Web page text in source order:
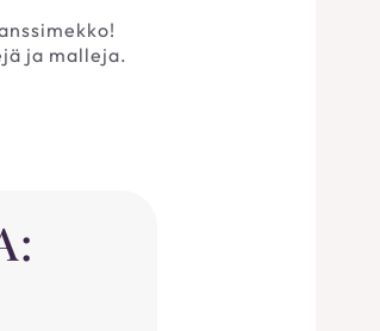
ja malleja.